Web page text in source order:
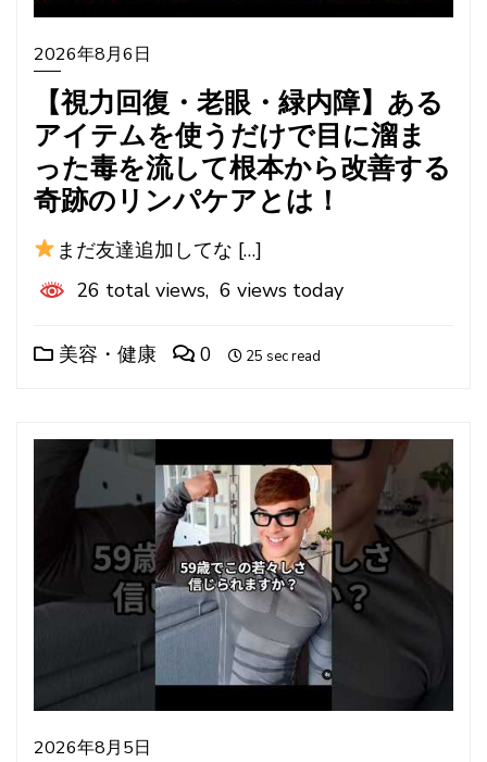
2026年8月6日
【視力回復・老眼・緑内障】ある
アイテムを使うだけで目に溜ま
った毒を流して根本から改善する
奇跡のリンパケアとは！
まだ友達追加してな […]
26 total views, 6 views today
美容・健康 0 25 sec read
2026年8月5日